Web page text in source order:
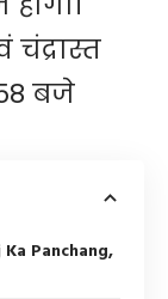
बजे
Panchang,